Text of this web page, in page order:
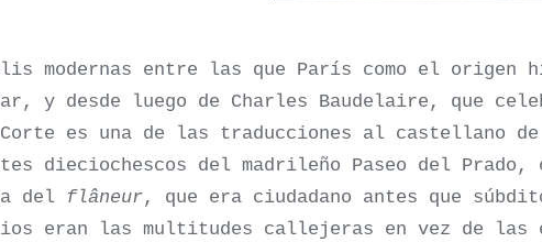
modernas entre las que París como el origen
y desde luego de Charles Baudelaire, que
es una de las traducciones al castellano de
dieciochescos del madrileño Paseo del Prado,
del
flâneur, que era ciudadano antes que
eran las multitudes callejeras en vez de